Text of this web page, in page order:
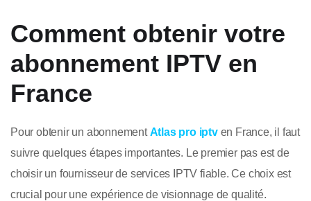
Comment obtenir votre
abonnement IPTV en
France
Pour obtenir un abonnementAtlas pro iptven France, il faut
suivre quelques étapes importantes. Le premier pas est de
choisir un fournisseur de services IPTV fiable. Ce choix est
crucial pour une expérience de visionnage de qualité.